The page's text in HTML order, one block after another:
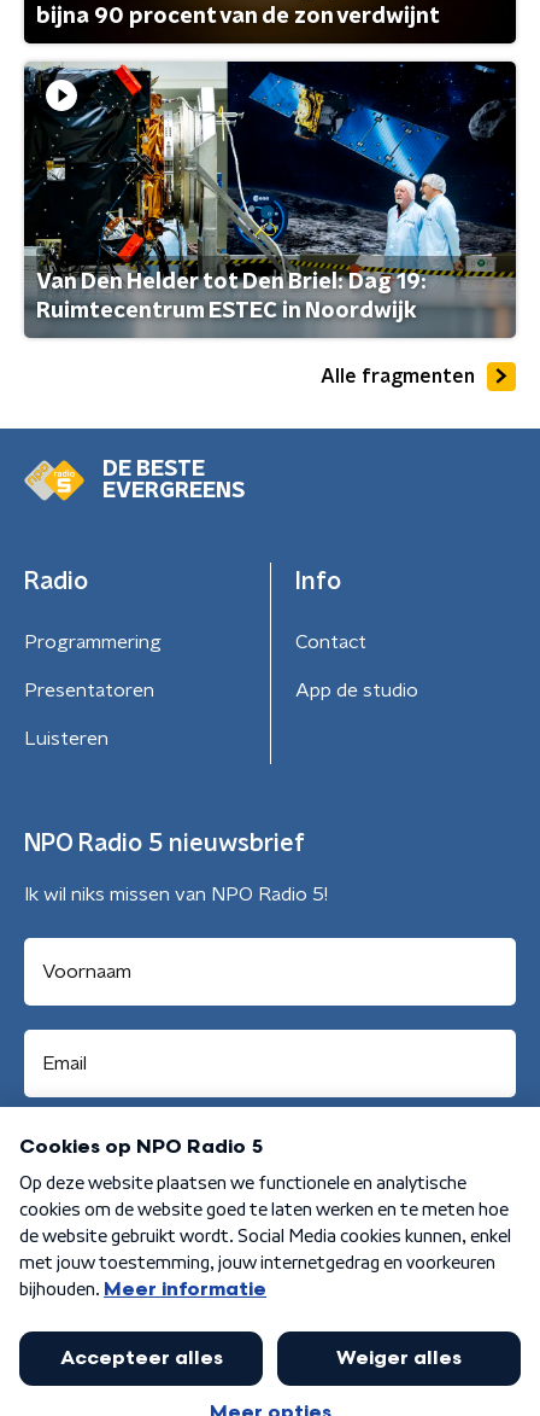
bijna 90 procent van de zon verdwijnt
Van Den Helder tot Den Briel: Dag 19:
Ruimtecentrum ESTEC in Noordwijk
Alle fragmenten
DE BESTE
EVERGREENS
Radio
Programmering
Presentatoren
Luisteren
Info
Contact
App de studio
NPO Radio 5 nieuwsbrief
Ik wil niks missen van NPO Radio 5!
Aanmelden
Algemene voorwaarden Privacybeleid